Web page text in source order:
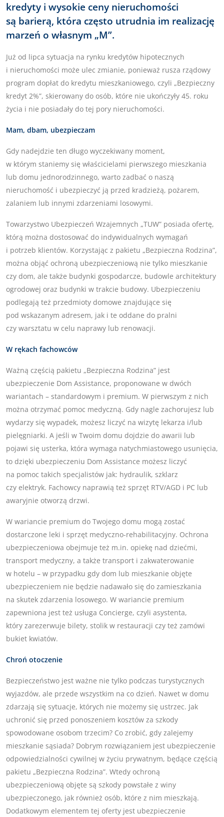
kredyty i wysokie ceny nieruchomości
są barierą, która często utrudnia im realizację
marzeń o własnym „M”.
Już od lipca sytuacja na rynku kredytów hipotecznych
i nieruchomości może ulec zmianie, ponieważ rusza rządowy
program dopłat do kredytu mieszkaniowego, czyli „Bezpieczny
kredyt 2%”, skierowany do osób, które nie ukończyły 45. roku
życia i nie posiadały do tej pory nieruchomości.
Mam, dbam, ubezpieczam
Gdy nadejdzie ten długo wyczekiwany moment,
w którym staniemy się właścicielami pierwszego mieszkania
lub domu jednorodzinnego, warto zadbać o naszą
nieruchomość i ubezpieczyć ją przed kradzieżą, pożarem,
zalaniem lub innymi zdarzeniami losowymi.
Towarzystwo Ubezpieczeń Wzajemnych „TUW” posiada ofertę,
którą można dostosować do indywidualnych wymagań
i potrzeb klientów. Korzystając z pakietu „Bezpieczna Rodzina”,
można objąć ochroną ubezpieczeniową nie tylko mieszkanie
czy dom, ale także budynki gospodarcze, budowle architektury
ogrodowej oraz budynki w trakcie budowy. Ubezpieczeniu
podlegają też przedmioty domowe znajdujące się
pod wskazanym adresem, jak i te oddane do pralni
czy warsztatu w celu naprawy lub renowacji.
W rękach fachowców
Ważną częścią pakietu „Bezpieczna Rodzina” jest
ubezpieczenie Dom Assistance, proponowane w dwóch
wariantach – standardowym i premium. W pierwszym z nich
można otrzymać pomoc medyczną. Gdy nagle zachorujesz lub
wydarzy się wypadek, możesz liczyć na wizytę lekarza i/lub
pielęgniarki. A jeśli w Twoim domu dojdzie do awarii lub
pojawi się usterka, która wymaga natychmiastowego usunięcia,
to dzięki ubezpieczeniu Dom Assistance możesz liczyć
na pomoc takich specjalistów jak: hydraulik, szklarz
czy elektryk. Fachowcy naprawią też sprzęt RTV/AGD i PC lub
awaryjnie otworzą drzwi.
W wariancie premium do Twojego domu mogą zostać
dostarczone leki i sprzęt medyczno-rehabilitacyjny. Ochrona
ubezpieczeniowa obejmuje też m.in. opiekę nad dziećmi,
transport medyczny, a także transport i zakwaterowanie
w hotelu – w przypadku gdy dom lub mieszkanie objęte
ubezpieczeniem nie będzie nadawało się do zamieszkania
na skutek zdarzenia losowego. W wariancie premium
zapewniona jest też usługa Concierge, czyli asystenta,
który zarezerwuje bilety, stolik w restauracji czy też zamówi
bukiet kwiatów.
Chroń otoczenie
Bezpieczeństwo jest ważne nie tylko podczas turystycznych
wyjazdów, ale przede wszystkim na co dzień. Nawet w domu
zdarzają się sytuacje, których nie możemy się ustrzec. Jak
uchronić się przed ponoszeniem kosztów za szkody
spowodowane osobom trzecim? Co zrobić, gdy zalejemy
mieszkanie sąsiada? Dobrym rozwiązaniem jest ubezpieczenie
odpowiedzialności cywilnej w życiu prywatnym, będące częścią
pakietu „Bezpieczna Rodzina”. Wtedy ochroną
ubezpieczeniową objęte są szkody powstałe z winy
ubezpieczonego, jak również osób, które z nim mieszkają.
Dodatkowym elementem tej oferty jest ubezpieczenie